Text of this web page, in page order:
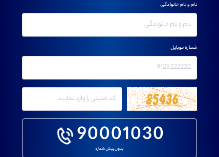
90001030
بدون پیش شماره
نام و نام خانوادگی
شماره موبایل